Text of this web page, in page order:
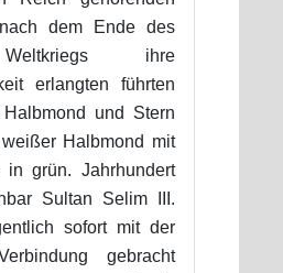
dem Ende des
ihre
erlangten führten
und Stern
Halbmond mit
in grün. Jahrhundert
Sultan Selim III.
sofort mit der
gebracht